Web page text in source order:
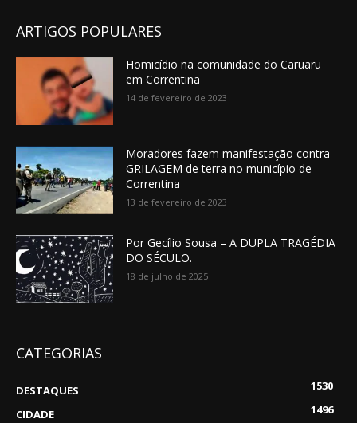
ARTIGOS POPULARES
Homicídio na comunidade do Caruaru
em Correntina
14 de fevereiro de 2023
Moradores fazem manifestação contra
GRILAGEM de terra no município de
Correntina
13 de fevereiro de 2023
Por Gecílio Sousa – A DUPLA TRAGÉDIA
DO SÉCULO.
18 de julho de 2025
CATEGORIAS
DESTAQUES
1530
CIDADE
1496